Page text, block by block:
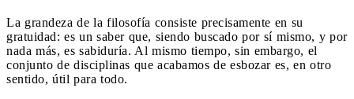
La grandeza de la filosofía consiste precisamente en su
gratuidad: es un saber que, siendo buscado por sí mismo, y por
nada más, es sabiduría. Al mismo tiempo, sin embargo, el
conjunto de disciplinas que acabamos de esbozar es, en otro
sentido, útil para todo.